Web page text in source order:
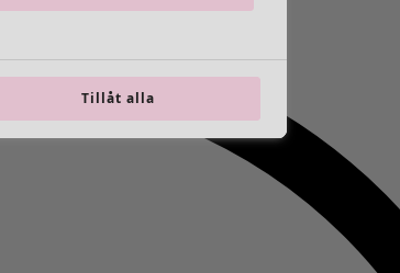
Tillåt alla